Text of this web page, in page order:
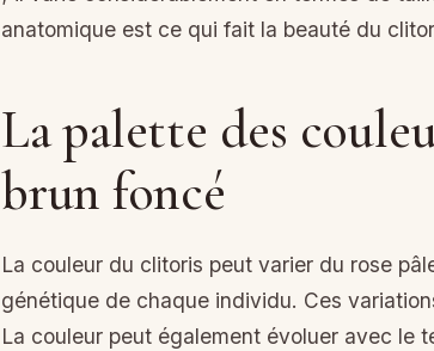
anatomique est ce qui fait la beauté du
La palette des
brun foncé
La couleur du clitoris peut varier du rose
génétique de chaque individu. Ces
La couleur peut également évoluer avec le